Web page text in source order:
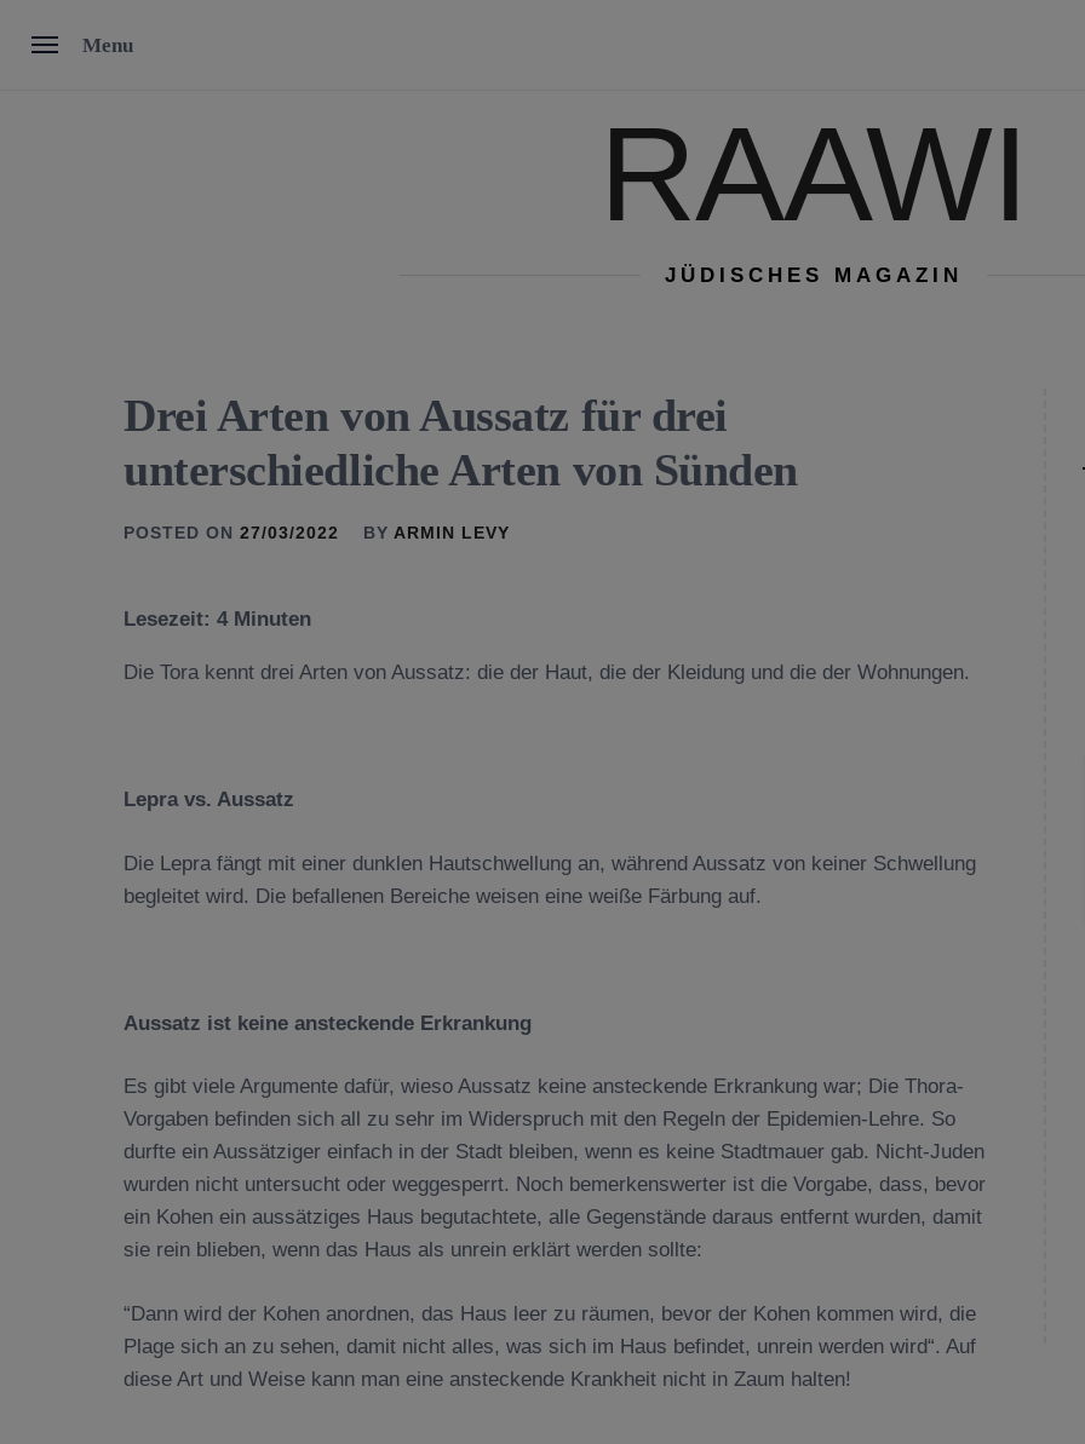
Menu
RAAWI
JÜDISCHES MAGAZIN
Drei Arten von Aussatz für drei
unterschiedliche Arten von Sünden
POSTED ON 27/03/2022 BY ARMIN LEVY
Lesezeit: 4 Minuten
Die Tora kennt drei Arten von Aussatz: die der Haut, die der Kleidung und die der Wohnungen.
Lepra vs. Aussatz
Die Lepra fängt mit einer dunklen Hautschwellung an, während Aussatz von keiner Schwellung
begleitet wird. Die befallenen Bereiche weisen eine weiße Färbung auf.
Aussatz ist keine ansteckende Erkrankung
Es gibt viele Argumente dafür, wieso Aussatz keine ansteckende Erkrankung war; Die Thora-
Vorgaben befinden sich all zu sehr im Widerspruch mit den Regeln der Epidemien-Lehre. So
durfte ein Aussätziger einfach in der Stadt bleiben, wenn es keine Stadtmauer gab. Nicht-Juden
wurden nicht untersucht oder weggesperrt. Noch bemerkenswerter ist die Vorgabe, dass, bevor
ein Kohen ein aussätziges Haus begutachtete, alle Gegenstände daraus entfernt wurden, damit
sie rein blieben, wenn das Haus als unrein erklärt werden sollte:
“Dann wird der Kohen anordnen, das Haus leer zu räumen, bevor der Kohen kommen wird, die
Plage sich an zu sehen, damit nicht alles, was sich im Haus befindet, unrein werden wird“. Auf
diese Art und Weise kann man eine ansteckende Krankheit nicht in Zaum halten!